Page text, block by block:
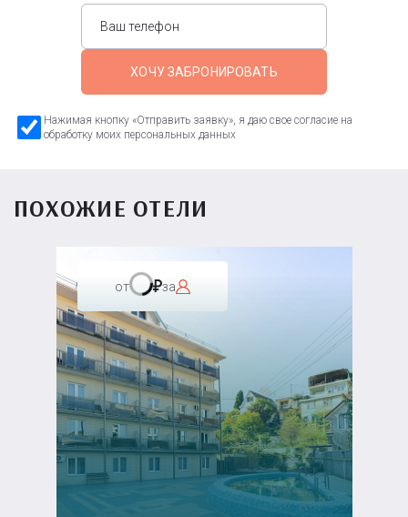
ХОЧУ ЗАБРОНИРОВАТЬ
Нажимая кнопку «Отправить заявку», я даю свое согласие на
обработку моих персональных данных
ПОХОЖИЕ ОТЕЛИ
от за